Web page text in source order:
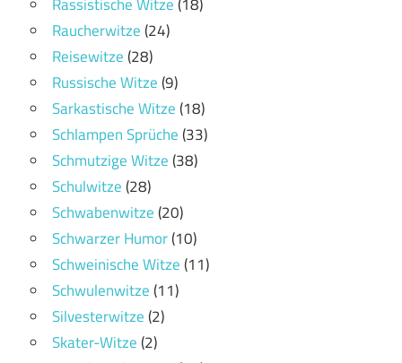
Raucherwitze(24)
Reisewitze(28)
Russische Witze(9)
Sarkastische Witze(18)
Schlampen Sprüche(33)
Schmutzige Witze(38)
Schulwitze(28)
Schwabenwitze(20)
Schwarzer Humor(10)
Schweinische Witze(11)
Schwulenwitze(11)
Silvesterwitze(2)
Skater-Witze(2)